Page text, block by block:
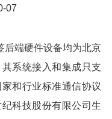
07
后端硬件设备均为北京
系统接入和集成只支
和行业标准通信协议
科技股份有限公司生